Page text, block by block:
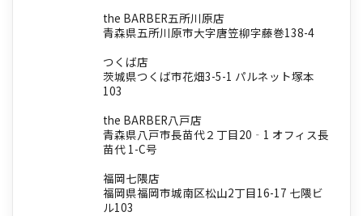
the BARBER五所川原店
青森県五所川原市大字唐笠柳字藤巻138-4
つくば店
茨城県つくば市花畑3-5-1 パルネット塚本
103
the BARBER八戸店
青森県八戸市長苗代２丁目20‐1 オフィス長
苗代 1-C号
福岡七隈店
福岡県福岡市城南区松山2丁目16-17 七隈ビ
ル103